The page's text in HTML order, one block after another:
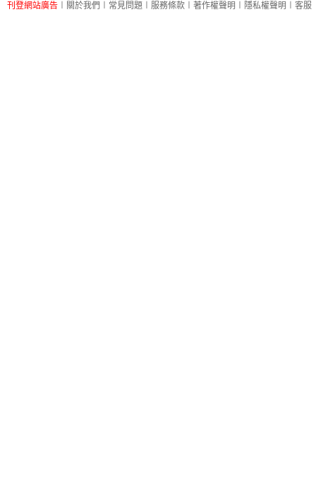
刊登網站廣告 關於我們 常見問題 服務條款 著作權聲明 隱私權聲明 客服